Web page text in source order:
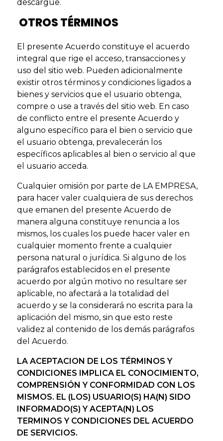
descargue.
OTROS TÉRMINOS
El presente Acuerdo constituye el acuerdo
integral que rige el acceso, transacciones y
uso del sitio web. Pueden adicionalmente
existir otros términos y condiciones ligados a
bienes y servicios que el usuario obtenga,
compre o use a través del sitio web. En caso
de conflicto entre el presente Acuerdo y
alguno específico para el bien o servicio que
el usuario obtenga, prevalecerán los
específicos aplicables al bien o servicio al que
el usuario acceda.
Cualquier omisión por parte de LA EMPRESA,
para hacer valer cualquiera de sus derechos
que emanen del presente Acuerdo de
manera alguna constituye renuncia a los
mismos, los cuales los puede hacer valer en
cualquier momento frente a cualquier
persona natural o jurídica. Si alguno de los
parágrafos establecidos en el presente
acuerdo por algún motivo no resultare ser
aplicable, no afectará a la totalidad del
acuerdo y se la considerará no escrita para la
aplicación del mismo, sin que esto reste
validez al contenido de los demás parágrafos
del Acuerdo.
LA ACEPTACION DE LOS TÉRMINOS Y
CONDICIONES IMPLICA EL CONOCIMIENTO,
COMPRENSIÓN Y CONFORMIDAD CON LOS
MISMOS. EL (LOS) USUARIO(S) HA(N) SIDO
INFORMADO(S) Y ACEPTA(N) LOS
TERMINOS Y CONDICIONES DEL ACUERDO
DE SERVICIOS.